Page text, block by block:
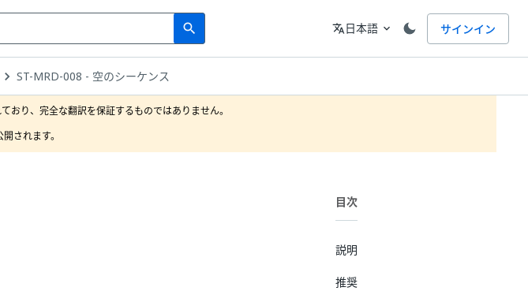
search
Search 言語
translate日本語 expand_more サインイン
ST-MRD-008 - 空のシーケンス
おり、完全な翻訳を保証するものではありません。
されます。
目次
説明
推奨